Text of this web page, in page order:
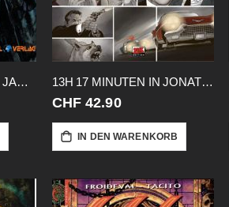
1000 GESICHTER VON JACK THE RIPPER 13H 17 MINUTEN IN JONATHANS LEBEN
CHF 42.90
IN DEN WARENKORB